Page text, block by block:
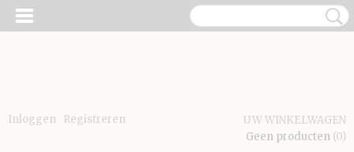
Inloggen Registreren
UW WINKELWAGEN
Geen producten (0)